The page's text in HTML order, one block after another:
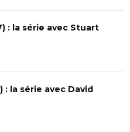
: la série avec Stuart
: la série avec David